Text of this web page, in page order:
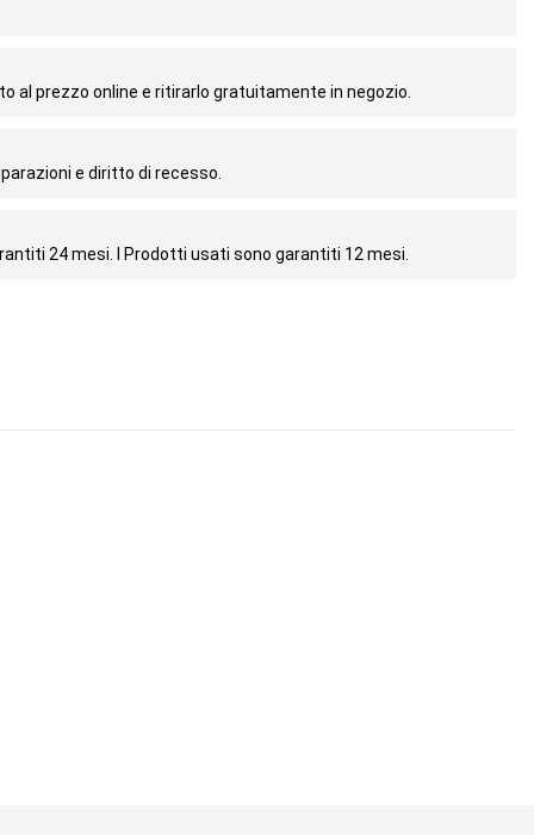
al prezzo online e ritirarlo gratuitamente in negozio.
e diritto di recesso.
24 mesi. I Prodotti usati sono garantiti 12 mesi.